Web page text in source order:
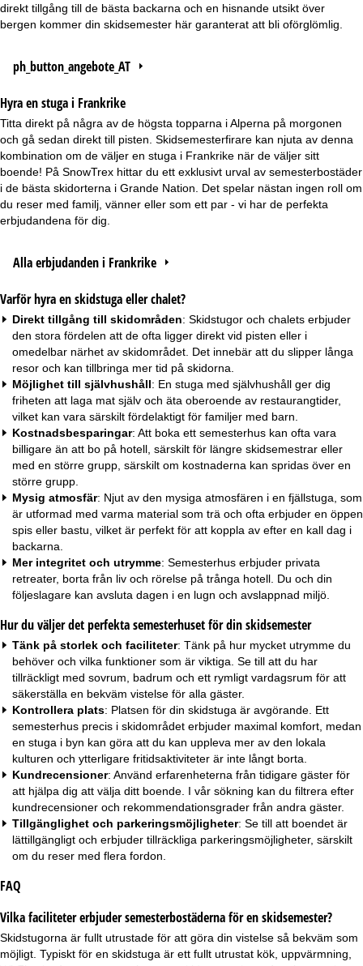
direkt tillgång till de bästa backarna och en hisnande utsikt över
bergen kommer din skidsemester här garanterat att bli oförglömlig.
ph_button_angebote_AT
Hyra en stuga i Frankrike
Titta direkt på några av de högsta topparna i Alperna på morgonen
och gå sedan direkt till pisten. Skidsemesterfirare kan njuta av denna
kombination om de väljer en stuga i Frankrike när de väljer sitt
boende! På SnowTrex hittar du ett exklusivt urval av semesterbostäder
i de bästa skidorterna i Grande Nation. Det spelar nästan ingen roll om
du reser med familj, vänner eller som ett par - vi har de perfekta
erbjudandena för dig.
Alla erbjudanden i Frankrike
Varför hyra en skidstuga eller chalet?
Direkt tillgång till skidområden: Skidstugor och chalets erbjuder
den stora fördelen att de ofta ligger direkt vid pisten eller i
omedelbar närhet av skidområdet. Det innebär att du slipper långa
resor och kan tillbringa mer tid på skidorna.
Möjlighet till självhushåll: En stuga med självhushåll ger dig
friheten att laga mat själv och äta oberoende av restaurangtider,
vilket kan vara särskilt fördelaktigt för familjer med barn.
Kostnadsbesparingar: Att boka ett semesterhus kan ofta vara
billigare än att bo på hotell, särskilt för längre skidsemestrar eller
med en större grupp, särskilt om kostnaderna kan spridas över en
större grupp.
Mysig atmosfär: Njut av den mysiga atmosfären i en fjällstuga, som
är utformad med varma material som trä och ofta erbjuder en öppen
spis eller bastu, vilket är perfekt för att koppla av efter en kall dag i
backarna.
Mer integritet och utrymme: Semesterhus erbjuder privata
retreater, borta från liv och rörelse på trånga hotell. Du och din
följeslagare kan avsluta dagen i en lugn och avslappnad miljö.
Hur du väljer det perfekta semesterhuset för din skidsemester
Tänk på storlek och faciliteter: Tänk på hur mycket utrymme du
behöver och vilka funktioner som är viktiga. Se till att du har
tillräckligt med sovrum, badrum och ett rymligt vardagsrum för att
säkerställa en bekväm vistelse för alla gäster.
Kontrollera plats: Platsen för din skidstuga är avgörande. Ett
semesterhus precis i skidområdet erbjuder maximal komfort, medan
en stuga i byn kan göra att du kan uppleva mer av den lokala
kulturen och ytterligare fritidsaktiviteter är inte långt borta.
Kundrecensioner: Använd erfarenheterna från tidigare gäster för
att hjälpa dig att välja ditt boende. I vår sökning kan du filtrera efter
kundrecensioner och rekommendationsgrader från andra gäster.
Tillgänglighet och parkeringsmöjligheter: Se till att boendet är
lättillgängligt och erbjuder tillräckliga parkeringsmöjligheter, särskilt
om du reser med flera fordon.
FAQ
Vilka faciliteter erbjuder semesterbostäderna för en skidsemester?
Skidstugorna är fullt utrustade för att göra din vistelse så bekväm som
möjligt. Typiskt för en skidstuga är ett fullt utrustat kök, uppvärmning,